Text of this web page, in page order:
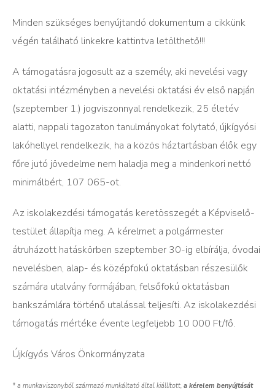
Minden szükséges benyújtandó dokumentum a cikkünk
végén található linkekre kattintva letölthető!!!
A támogatásra jogosult az a személy, aki nevelési vagy
oktatási intézményben a nevelési oktatási év első napján
(szeptember 1.) jogviszonnyal rendelkezik, 25 életév
alatti, nappali tagozaton tanulmányokat folytató, újkígyósi
lakóhellyel rendelkezik, ha a közös háztartásban élők egy
főre jutó jövedelme nem haladja meg a mindenkori nettó
minimálbért, 107 065-ot.
Az iskolakezdési támogatás keretösszegét a Képviselő-
testület állapítja meg. A kérelmet a polgármester
átruházott hatáskörben szeptember 30-ig elbírálja, óvodai
nevelésben, alap- és középfokú oktatásban részesülők
számára utalvány formájában, felsőfokú oktatásban
bankszámlára történő utalással teljesíti. Az iskolakezdési
támogatás mértéke évente legfeljebb 10 000 Ft/fő.
Újkígyós Város Önkormányzata
* a munkaviszonyból származó munkáltató által kiállított, a kérelem benyújtását